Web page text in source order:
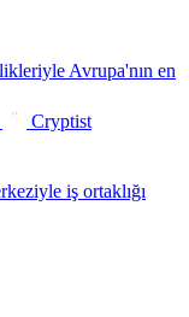
Avrupa'nın en
Cryptist
iş ortaklığı